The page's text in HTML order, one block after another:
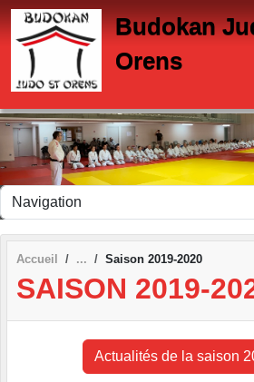
Budokan
Orens
Accueil Saison 2019-2020
SAISON 2019-
Actualités de la saison
Panneau de gestion des cookies